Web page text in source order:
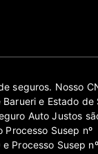
seguros. Nosso
e Estado de
Auto Justos
Processo Susep nº
Processo Susep nº